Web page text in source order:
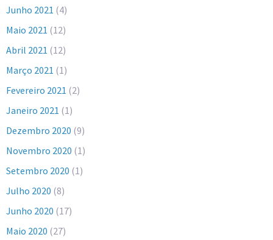
Junho 2021 (4)
Maio 2021 (12)
Abril 2021 (12)
Março 2021 (1)
Fevereiro 2021 (2)
Janeiro 2021 (1)
Dezembro 2020 (9)
Novembro 2020 (1)
Setembro 2020 (1)
Julho 2020 (8)
Junho 2020 (17)
Maio 2020 (27)